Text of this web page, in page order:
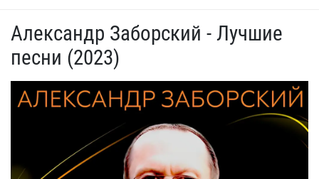
Александр Заборский - Лучшие
песни (2023)